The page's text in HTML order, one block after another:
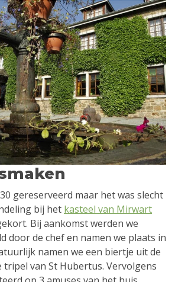
gereserveerd maar het was slecht
bij het kasteel van Mirwart
Bij aankomst werden we
door de chef en namen we plaats in
namen we een biertje uit de
tripel van St Hubertus. Vervolgens